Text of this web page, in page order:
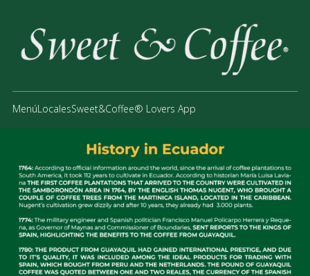
MenúLocalesSweet&Coffee® Lovers App